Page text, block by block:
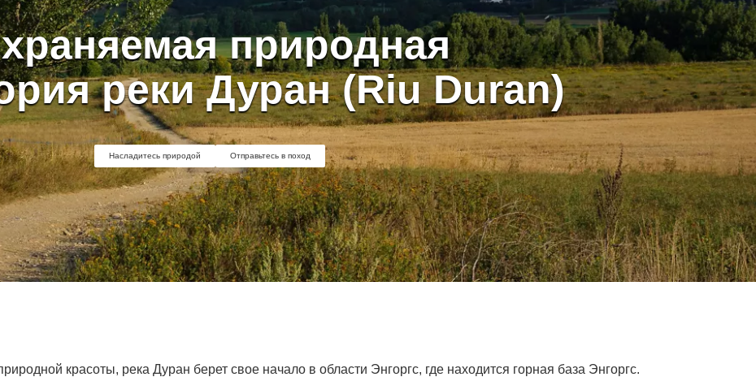
природная
реки Дуран (Riu Duran)
Насладитесь природой Отправьтесь в поход
красоты, река Дуран берет свое начало в области Энгоргс, где находится горная база Энгоргс.